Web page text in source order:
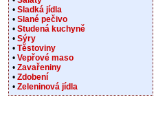
• Sladká jídla
• Slané pečivo
• Studená kuchyně
• Sýry
• Těstoviny
• Vepřové maso
• Zavařeniny
• Zdobení
• Zeleninová jídla